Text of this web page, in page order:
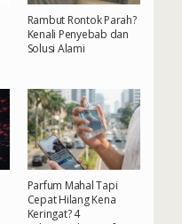
Rambut Rontok Parah?
Kenali Penyebab dan
Solusi Alami
Parfum Mahal Tapi
Cepat Hilang Kena
Keringat? 4